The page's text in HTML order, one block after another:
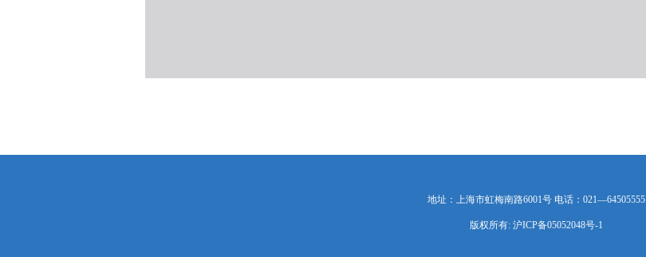
地址：上海市虹梅南路6001号 电话：021—64505555
版权所有: 沪ICP备05052048号-1